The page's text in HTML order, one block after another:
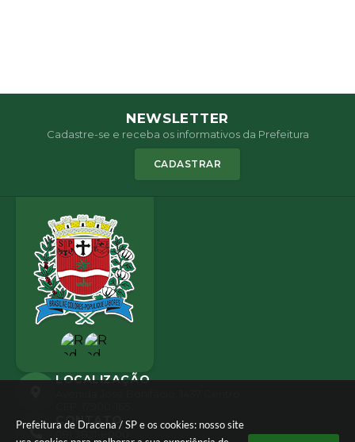
Prefeitura de Dracena / SP e os cookies: nosso site
NEWSLETTER
Cadastre-se e receba os informativos da Prefeitura
CADASTRAR
LOCALIZAÇÃO
CONTATO